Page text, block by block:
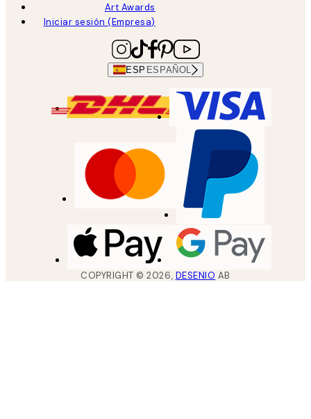
Art Awards
Iniciar sesión (Empresa)
ESP ESPAÑOL
COPYRIGHT ©2026, DESENIO AB